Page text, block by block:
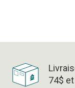
74$